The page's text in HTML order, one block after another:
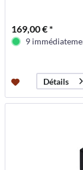
169,00 € *
9
Détails